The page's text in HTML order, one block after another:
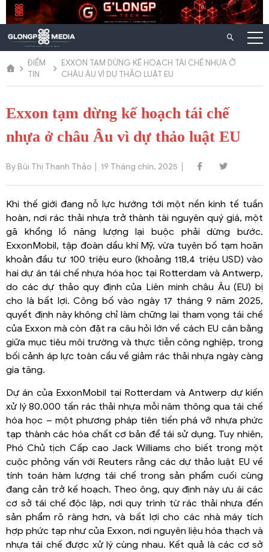
Chuyển
đến
dung
ĐIỂM
TIN
EXXON TẠM DỪNG KẾ HOẠCH TÁI CHẾ NHỰA Ở
CHÂU ÂU VÌ DỰ THẢO LUẬT EU
Exxon tạm dừng kế hoạch tái chế
nhựa ở châu Âu vì dự thảo luật EU
By Bùi Thị Thanh Thảo 19 Tháng chín, 2025
Khi thế giới đang nỗ lực hướng tới một nền kinh tế tuần
hoàn, nơi rác thải nhựa trở thành tài nguyên quý giá, một
gã khổng lồ năng lượng lại buộc phải dừng bước.
ExxonMobil, tập đoàn dầu khí Mỹ, vừa tuyên bố tạm hoãn
khoản đầu tư 100 triệu euro (khoảng 118,4 triệu USD) vào
hai dự án tái chế nhựa hóa học tại Rotterdam và Antwerp,
do các dự thảo quy định của Liên minh châu Âu (EU) bị
cho là bất lợi. Công bố vào ngày 17 tháng 9 năm 2025,
quyết định này không chỉ làm chững lại tham vọng tái chế
của Exxon mà còn đặt ra câu hỏi lớn về cách EU cân bằng
giữa mục tiêu môi trường và thực tiễn công nghiệp, trong
bối cảnh áp lực toàn cầu về giảm rác thải nhựa ngày càng
gia tăng.
Dự án của ExxonMobil tại Rotterdam và Antwerp dự kiến
xử lý 80.000 tấn rác thải nhựa mỗi năm thông qua tái chế
hóa học – một phương pháp tiên tiến phá vỡ nhựa phức
tạp thành các hóa chất cơ bản để tái sử dụng. Tuy nhiên,
Phó Chủ tịch Cấp cao Jack Williams cho biết trong một
cuộc phỏng vấn với Reuters rằng các dự thảo luật EU về
tính toán hàm lượng tái chế trong sản phẩm cuối cùng
đang cản trở kế hoạch. Theo ông, quy định này ưu ái các
cơ sở tái chế độc lập, nơi quy trình từ rác thải nhựa đến
sản phẩm rõ ràng hơn, và bất lợi cho các nhà máy tích
hợp phức tạp như của Exxon, nơi nguyên liệu hóa thạch và
nhựa tái chế được xử lý cùng nhau. Kết quả là các cơ sở